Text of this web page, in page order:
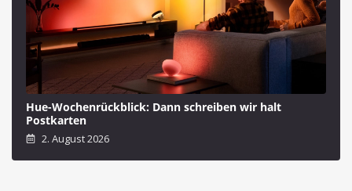
Hue-Wochenrückblick: Dann schreiben wir halt
Postkarten
2. August 2026